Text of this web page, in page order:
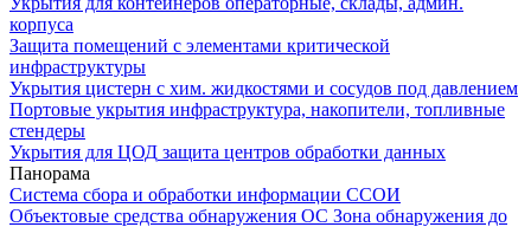
корпуса
Защита помещений с элементами критической
инфраструктуры
Укрытия цистерн с хим. жидкостями и сосудов под давлением
Портовые укрытия инфраструктура, накопители, топливные
стендеры
Укрытия для ЦОД защита центров обработки данных
Панорама
Система сбора и обработки информации ССОИ
Объектовые средства обнаружения ОС Зона обнаружения до